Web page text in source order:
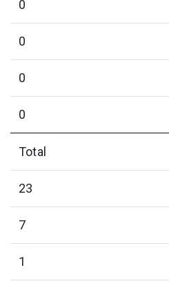
0
0
0
0
Total
23
7
1